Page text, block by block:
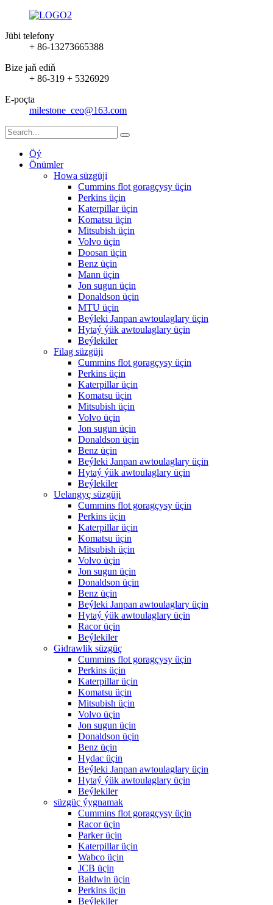
Jübi telefony
+ 86-13273665388
Bize jaň ediň
+ 86-319 + 5326929
E-poçta
milestone_ceo@163.com
Öý
Önümler
Howa süzgüji
Cummins flot goragçysy üçin
Perkins üçin
Katerpillar üçin
Komatsu üçin
Mitsubish üçin
Volvo üçin
Doosan üçin
Benz üçin
Mann üçin
Jon sugun üçin
Donaldson üçin
MTU üçin
Beýleki Janpan awtoulaglary üçin
Hytaý ýük awtoulaglary üçin
Beýlekiler
Filag süzgüji
Cummins flot goragçysy üçin
Perkins üçin
Katerpillar üçin
Komatsu üçin
Mitsubish üçin
Volvo üçin
Jon sugun üçin
Donaldson üçin
Benz üçin
Beýleki Janpan awtoulaglary üçin
Hytaý ýük awtoulaglary üçin
Beýlekiler
Uelangyç süzgüji
Cummins flot goragçysy üçin
Perkins üçin
Katerpillar üçin
Komatsu üçin
Mitsubish üçin
Volvo üçin
Jon sugun üçin
Donaldson üçin
Benz üçin
Beýleki Janpan awtoulaglary üçin
Hytaý ýük awtoulaglary üçin
Racor üçin
Beýlekiler
Gidrawlik süzgüç
Cummins flot goragçysy üçin
Perkins üçin
Katerpillar üçin
Komatsu üçin
Mitsubish üçin
Volvo üçin
Jon sugun üçin
Donaldson üçin
Benz üçin
Hydac üçin
Beýleki Janpan awtoulaglary üçin
Hytaý ýük awtoulaglary üçin
Beýlekiler
süzgüç ýygnamak
Cummins flot goragçysy üçin
Racor üçin
Parker üçin
Katerpillar üçin
Wabco üçin
JCB üçin
Baldwin üçin
Perkins üçin
Beýlekiler